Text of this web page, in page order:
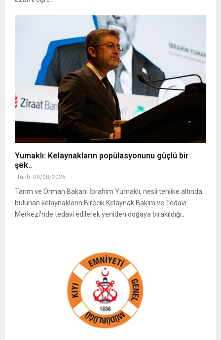
Yumaklı: Kelaynakların popülasyonunu güçlü bir
şek..
Tarih: 09/08/2026
Tarım ve Orman Bakanı İbrahim Yumaklı, nesli tehlike altında
bulunan kelaynakların Birecik Kelaynak Bakım ve Tedavi
Merkezi’nde tedavi edilerek yeniden doğaya bırakıldığı..